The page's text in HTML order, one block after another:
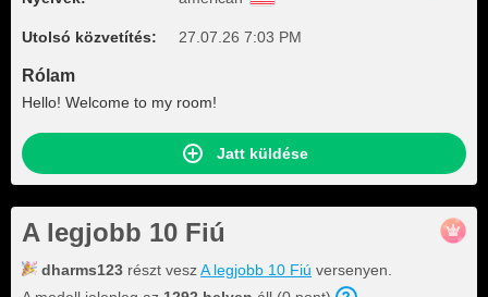
Utolsó közvetítés: 27.07.26 7:03 PM
Rólam
Hello! Welcome to my room!
Jatt küldése
A legjobb 10 Fiú
dharms123 részt veszA legjobb 10 Fiú versenyen.